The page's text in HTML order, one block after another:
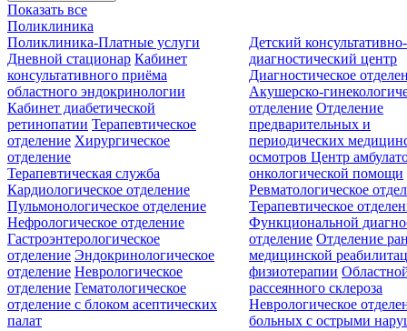
Показать все
Поликлиника
Поликлиника-Платные услуги
Дневной стационар Кабинет
консультативного приёма
областного эндокринологии
Кабинет диабетической
ретинопатии Терапевтическое
отделение Хирургическое
отделение
Детский консультативно-
диагностический центр
Диагностическое
Акушерско-
отделение Отделение
предварительных и
периодических
осмотровЦентр
онкологической помощи
Терапевтическая служба
Кардиологическое отделение
Пульмонологическое отделение
Нефрологическое отделение
Гастроэнтерологическое
отделение Эндокринологическое
отделение Неврологическое
отделение Гематологическое
отделение c блоком асептических
палат
Ревматологическое
Терапевтическое
Функциональной
отделение Отделение
медицинской
физиотерапии
рассеянного склероза
Неврологическое
больных с острыми